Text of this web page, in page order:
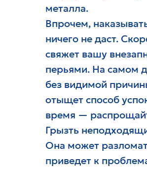
металла.
Впрочем,
ничего не даст.
свяжет вашу
перьями. На самом
без видимой
отыщет способ
время —
Грызть
Она может
приведет к